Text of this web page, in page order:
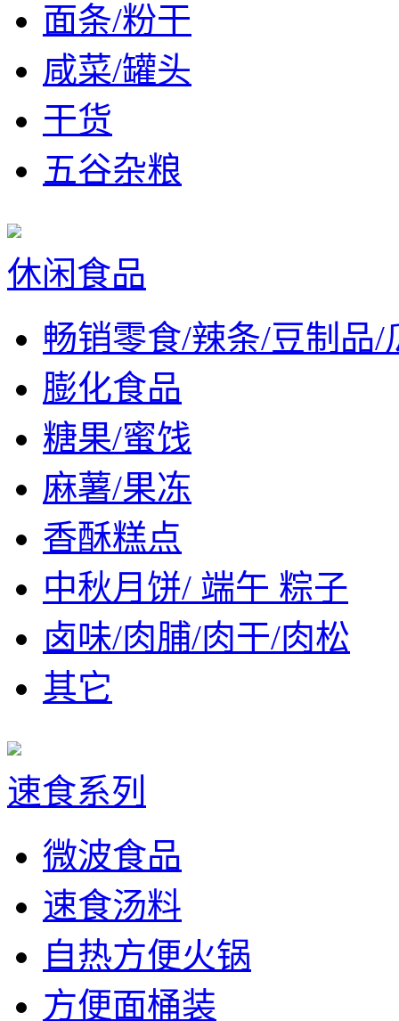
面条/粉干
咸菜/罐头
干货
五谷杂粮
休闲食品
畅销零食/辣条/豆制品/
膨化食品
糖果/蜜饯
麻薯/果冻
香酥糕点
中秋月饼/ 端午 粽子
卤味/肉脯/肉干/肉松
其它
速食系列
微波食品
速食汤料
自热方便火锅
方便面桶装